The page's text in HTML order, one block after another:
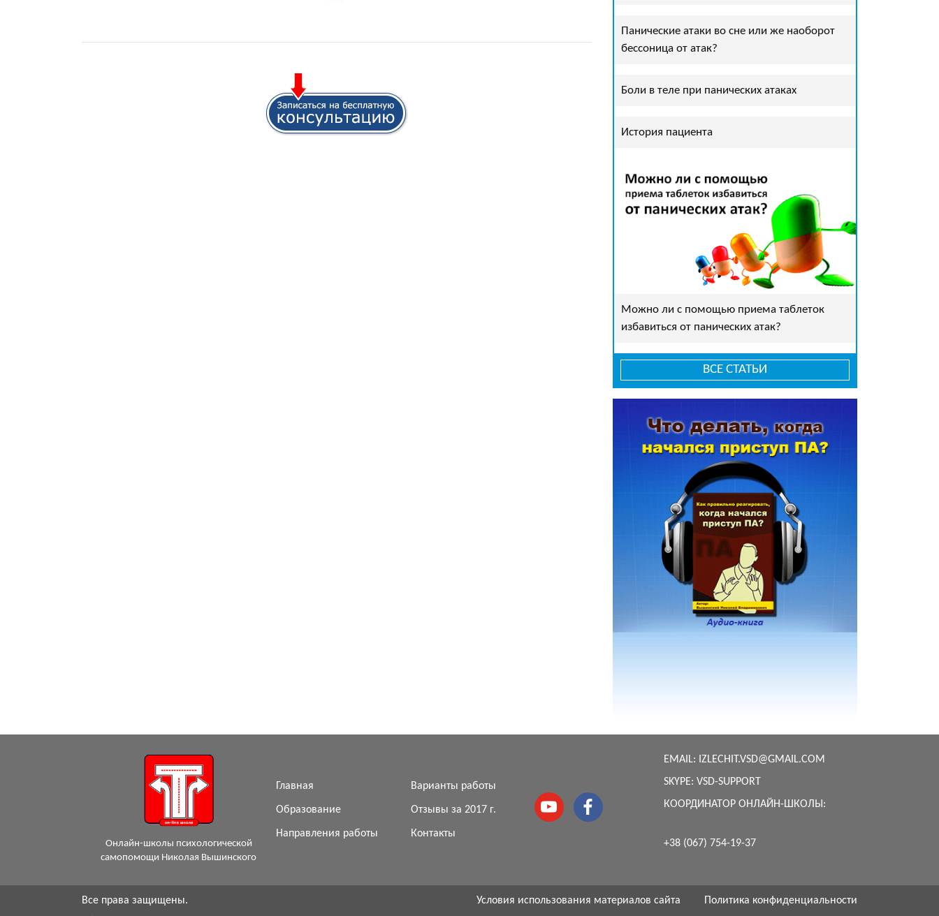
Панические атаки во сне или же наоборот
бессоница от атак?
Боли в теле при панических атаках
История пациента
Можно ли с помощью приема таблеток
избавиться от панических атак?
ВСЕ СТАТЬИ
Онлайн-школы психологической
самопомощи Николая Вышинского
Главная
Образование
Направления работы
Варианты работы
Отзывы за 2017 г.
Контакты
EMAIL: IZLECHIT.VSD@GMAIL.COM
SKYPE: VSD-SUPPORT
КООРДИНАТОР ОНЛАЙН-ШКОЛЫ:
+38 (067) 754-19-37
Все права защищены. Условия использования материалов сайта Политика конфиденциальности